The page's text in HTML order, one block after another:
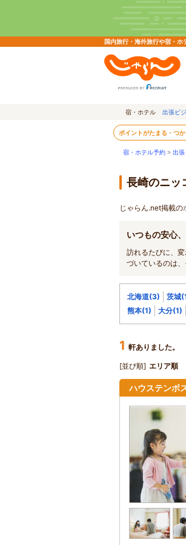
国内旅行・海外旅行や宿・
宿・ホテル 出張ビ
ポイントがたまる・つ
宿・ホテル予約 > 出張
長崎のニッ
じゃらん.net掲載の
いつもの安心
訪れるたびに、
づいているのは
北海道(3) 茨城
熊本(1)
大分(1)
1 軒ありました。
[並び順] エリア順
ハウステンボ